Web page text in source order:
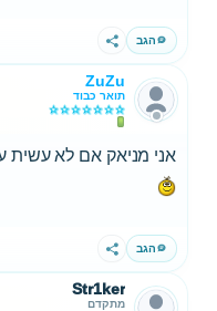
הגב שתף
ZuZu
תואר כבוד
אני מניאק אם לא עשית
הגב שתף
Str1ker
מתקדם